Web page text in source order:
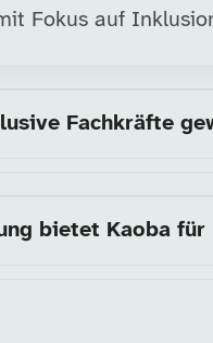
Fokus auf
Fachkräfte
bietet Kaoba